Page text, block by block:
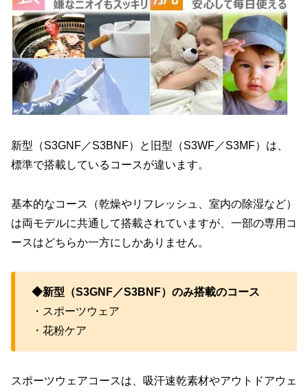
新型（S3GNF／S3BNF）と旧型（S3WF／S3MF）は、
標準で搭載しているコースが違います。
基本的なコース（乾燥やリフレッシュ、室内の除湿など）
は両モデルに共通して搭載されていますが、一部の専用コ
ースはどちらか一方にしかありません。
◆新型（S3GNF／S3BNF）のみ搭載のコース
・スポーツウェア
・花粉ケア
スポーツウェアコースは、吸汗速乾素材やアウトドアウェ